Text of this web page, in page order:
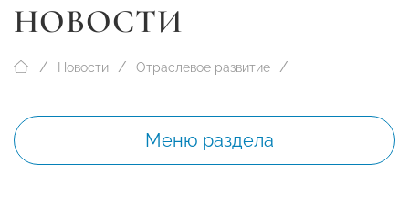
НОВОСТИ
Новости Отраслевое развитие
Меню раздела